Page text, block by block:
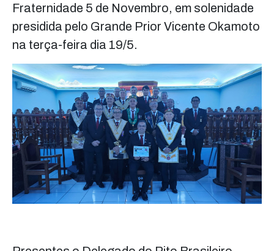
Fraternidade 5 de Novembro, em solenidade
presidida pelo Grande Prior Vicente Okamoto
na terça-feira dia 19/5.